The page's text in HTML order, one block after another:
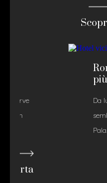
Roma
Da luglio a
sembrano non
Palazzo Venere